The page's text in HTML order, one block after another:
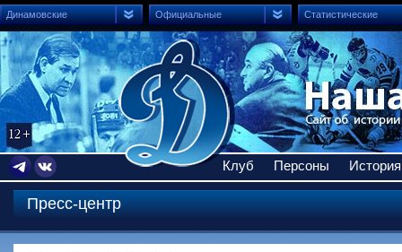
Динамовские Официальные Статистические
Клуб Персоны История
Пресс-центр